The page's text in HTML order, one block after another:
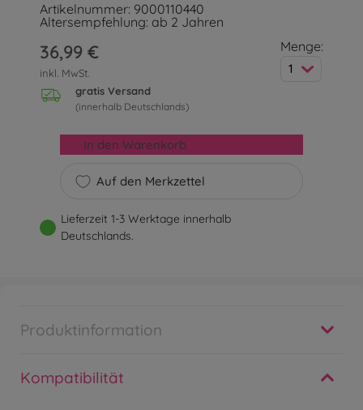
Artikelnummer: 9000110440
Altersempfehlung: ab 2 Jahren
36,99 €
inkl. MwSt.
gratis Versand
(innerhalb Deutschlands)
Menge:
1
Auf den Merkzettel
In den Warenkorb
Lieferzeit 1-3 Werktage innerhalb
Deutschlands.
Produktinformation
Kompatibilität